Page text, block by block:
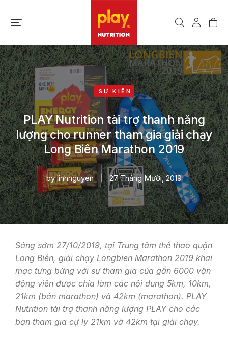
SỰ KIỆN
PLAY Nutrition tài trợ thanh năng
lượng cho runner tham gia giải chạy
Long Biên Marathon 2019
bylinhnguyen 27 Tháng Mười, 2019
Sáng sớm 27/10/2019, tại Trung tâm thể thao quận
Long Biên, giải chạy Longbien Marathon 2019 khai
mạc tưng bừng với sự tham gia của gần 6000 vận
động viên được chia làm các nội dung 5km, 10km,
21km (bán marathon) và 42km (marathon). PLAY
Nutrition tài trợ thanh năng lượng PLAY cho các
bạn tham gia cự ly 21km và 42km tại giải chạy.